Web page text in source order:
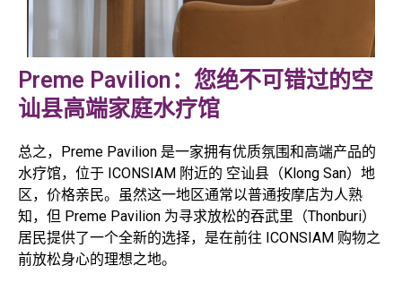
Preme Pavilion：您绝不可错过的空
讪县高端家庭水疗馆
总之，Preme Pavilion 是一家拥有优质氛围和高端产品的
水疗馆，位于 ICONSIAM 附近的 空讪县（Klong San）地
区，价格亲民。虽然这一地区通常以普通按摩店为人熟
知，但 Preme Pavilion 为寻求放松的吞武里（Thonburi）
居民提供了一个全新的选择，是在前往 ICONSIAM 购物之
前放松身心的理想之地。